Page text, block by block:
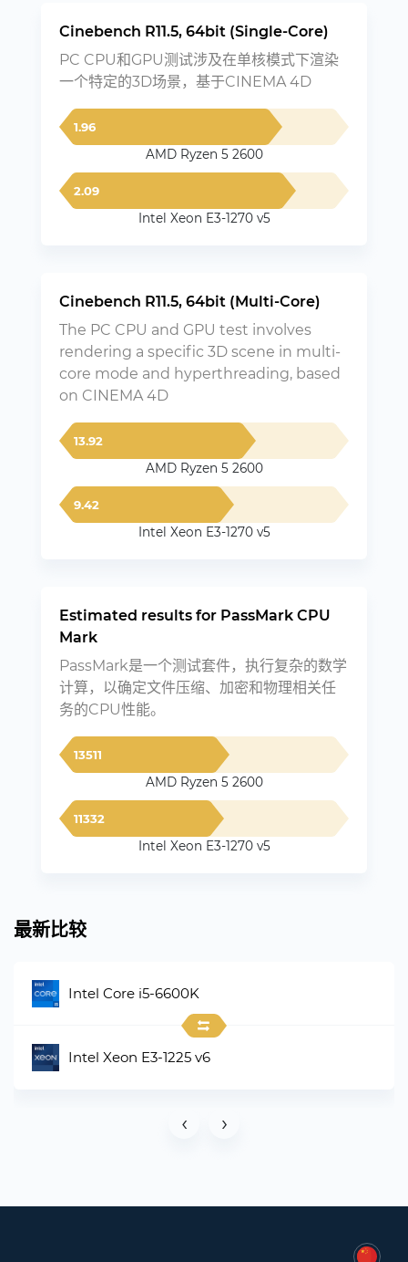
Cinebench R11.5, 64bit (Single-Core)
PC CPU和GPU测试涉及在单核模式下渲染
一个特定的3D场景，基于CINEMA 4D
1.96
AMD Ryzen 5 2600
2.09
Intel Xeon E3-1270 v5
Cinebench R11.5, 64bit (Multi-Core)
The PC CPU and GPU test involves
rendering a specific 3D scene in multi-
core mode and hyperthreading, based
on CINEMA 4D
13.92
AMD Ryzen 5 2600
9.42
Intel Xeon E3-1270 v5
Estimated results for PassMark CPU
Mark
PassMark是一个测试套件，执行复杂的数学
计算，以确定文件压缩、加密和物理相关任
务的CPU性能。
13511
AMD Ryzen 5 2600
11332
Intel Xeon E3-1270 v5
最新比较
Intel Core i5-6600K
Intel Xeon E3-1225 v6
‹ ›